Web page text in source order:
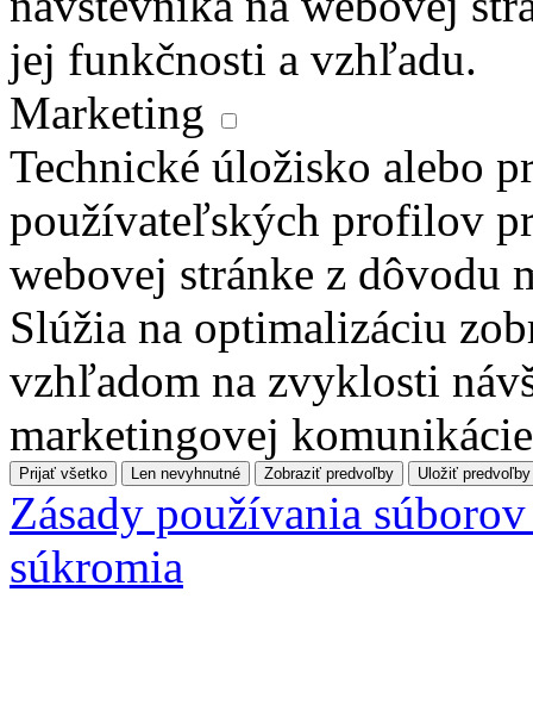
jej funkčnosti a vzhľadu.
Marketing
Technické úložisko alebo
používateľských profilov
webovej stránke z dôvodu
Slúžia na optimalizáciu
vzhľadom na zvyklosti
marketingovej
Prijať všetko Len nevyhnutné Zobraziť predvoľby Uložiť predvoľby
Zásady používania
súkromia